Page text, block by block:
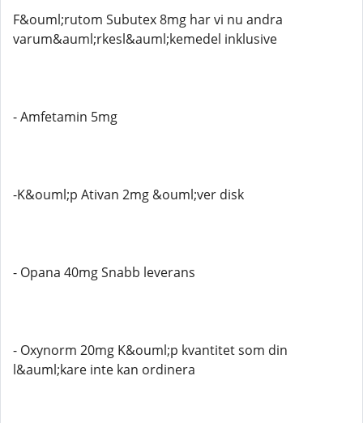
F&ouml;rutom Subutex 8mg har vi nu andra
varum&auml;rkesl&auml;kemedel inklusive
- Amfetamin 5mg
-K&ouml;p Ativan 2mg &ouml;ver disk
- Opana 40mg Snabb leverans
- Oxynorm 20mg K&ouml;p kvantitet som din
l&auml;kare inte kan ordinera